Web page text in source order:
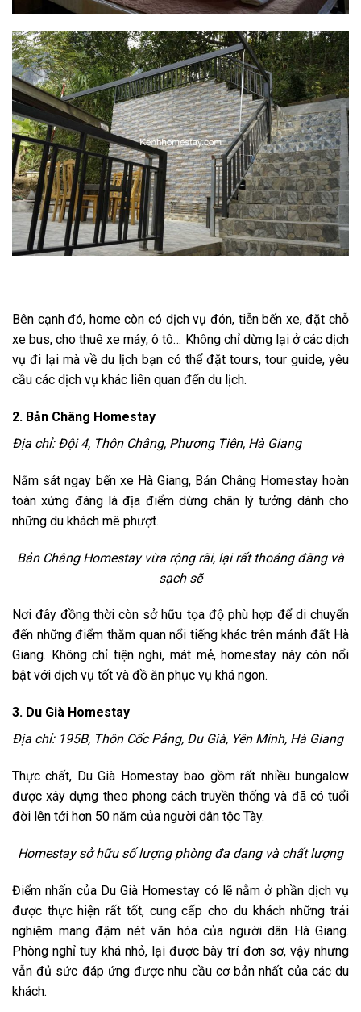
Bên cạnh đó, home còn có dịch vụ đón, tiễn bến xe, đặt chỗ
xe bus, cho thuê xe máy, ô tô… Không chỉ dừng lại ở các dịch
vụ đi lại mà về du lịch bạn có thể đặt tours, tour guide, yêu
cầu các dịch vụ khác liên quan đến du lịch.
2. Bản Châng Homestay
Địa chỉ: Đội 4, Thôn Châng, Phương Tiên, Hà Giang
Nằm sát ngay bến xe Hà Giang, Bản Châng Homestay hoàn
toàn xứng đáng là địa điểm dừng chân lý tưởng dành cho
những du khách mê phượt.
Bản Châng Homestay vừa rộng rãi, lại rất thoáng đãng và
sạch sẽ
Nơi đây đồng thời còn sở hữu tọa độ phù hợp để di chuyển
đến những điểm thăm quan nổi tiếng khác trên mảnh đất Hà
Giang. Không chỉ tiện nghi, mát mẻ, homestay này còn nổi
bật với dịch vụ tốt và đồ ăn phục vụ khá ngon.
3. Du Già Homestay
Địa chỉ: 195B, Thôn Cốc Pảng, Du Già, Yên Minh, Hà Giang
Thực chất, Du Già Homestay bao gồm rất nhiều bungalow
được xây dựng theo phong cách truyền thống và đã có tuổi
đời lên tới hơn 50 năm của người dân tộc Tày.
Homestay sở hữu số lượng phòng đa dạng và chất lượng
Điểm nhấn của Du Già Homestay có lẽ nằm ở phần dịch vụ
được thực hiện rất tốt, cung cấp cho du khách những trải
nghiệm mang đậm nét văn hóa của người dân Hà Giang.
Phòng nghỉ tuy khá nhỏ, lại được bày trí đơn sơ, vậy nhưng
vẫn đủ sức đáp ứng được nhu cầu cơ bản nhất của các du
khách.